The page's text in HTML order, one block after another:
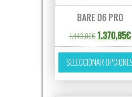
BARE D6 PRO
1.443,00€ El precio
1.370,85€
SELECCIONAR